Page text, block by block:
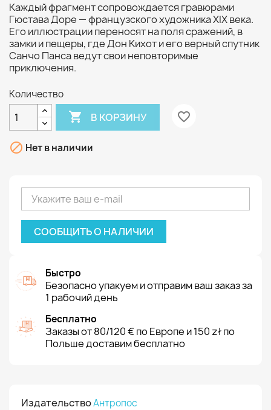
Каждый фрагмент сопровождается гравюрами
Гюстава Доре — французского художника XIX века.
Его иллюстрации переносят на поля сражений, в
замки и пещеры, где Дон Кихот и его верный спутник
Санчо Панса ведут свои неповторимые
приключения.
Количество
 В КОРЗИНУ favorite_border
 Нет в наличии
СООБЩИТЬ О НАЛИЧИИ
Быстро
Безопасно упакуем и отправим ваш заказ за
1 рабочий день
Бесплатно
Заказы от 80/120 € по Европе и 150 zł по
Польше доставим бесплатно
ИздательствоАнтропос